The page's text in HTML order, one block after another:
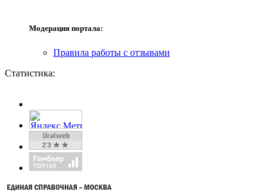
Модерация портала:
Правила работы с отзывами
Статистика: